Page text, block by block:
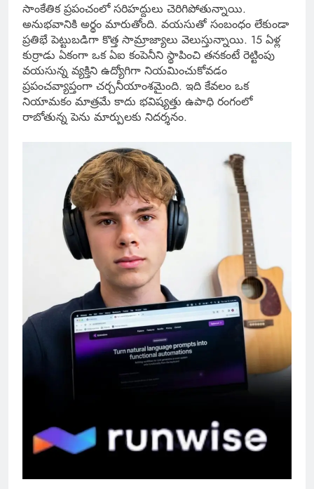
సాంకేతిక ప్రపంచంలో సరిహద్దులు చెరిగిపోతున్నాయి.
అనుభవానికి అర్థం మారుతోంది. వయసుతో సంబంధం లేకుండా
ప్రతిభే పెట్టుబడిగా కొత్త సామ్రాజ్యాలు వెలుస్తున్నాయి. 15 ఏళ్ల
కుర్రాడు ఏకంగా ఒక ఏఐ కంపెనీని స్థాపించి తనకంటే రెట్టింపు
వయసున్న వ్యక్తిని ఉద్యోగిగా నియమించుకోవడం
ప్రపంచవ్యాప్తంగా చర్చనీయాంశమైంది. ఇది కేవలం ఒక
నియామకం మాత్రమే కాదు భవిష్యత్తు ఉపాధి రంగంలో
రాబోతున్న పెను మార్పులకు నిదర్శనం.